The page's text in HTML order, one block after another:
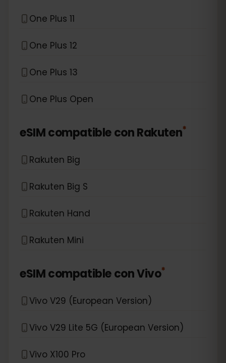
One Plus 11
One Plus 12
One Plus 13
One Plus Open
eSIM compatible conRakuten*
Rakuten Big
Rakuten Big S
Rakuten Hand
Rakuten Mini
eSIM compatible conVivo*
Vivo V29 (European Version)
Vivo V29 Lite 5G (European Version)
Vivo X100 Pro